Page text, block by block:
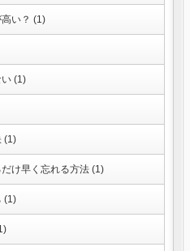
い？ (1)
(1)
(1)
け早く忘れる方法 (1)
(1)